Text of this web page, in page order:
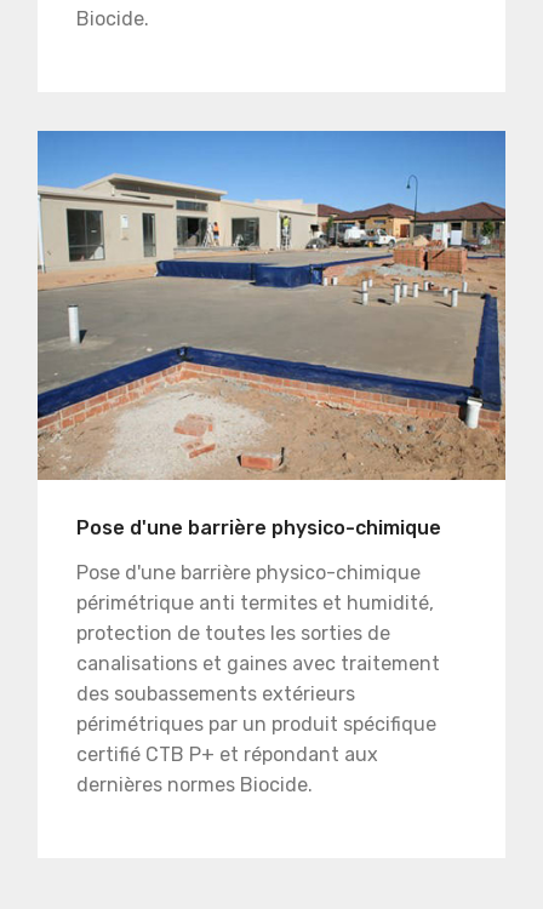
Biocide.
Pose d'une barrière physico-chimique
Pose d'une barrière physico-chimique
périmétrique anti termites et humidité,
protection de toutes les sorties de
canalisations et gaines avec traitement
des soubassements extérieurs
périmétriques par un produit spécifique
certifié CTB P+ et répondant aux
dernières normes Biocide.